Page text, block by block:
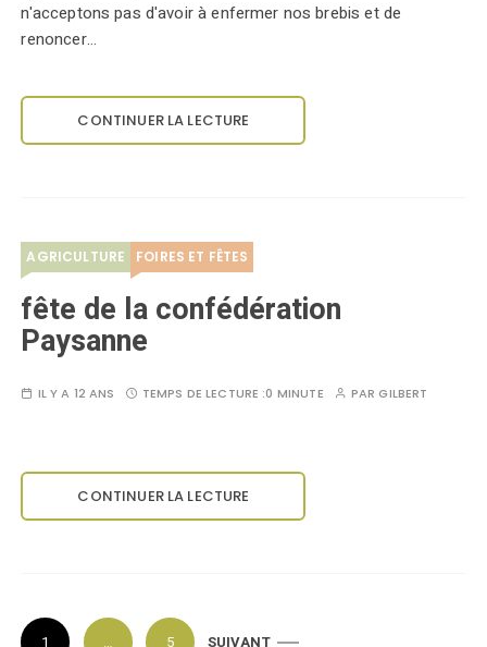
n'acceptons pas d'avoir à enfermer nos brebis et de
renoncer…
CONTINUER LA LECTURE
AGRICULTURE FOIRES ET FÊTES
fête de la confédération
Paysanne
IL Y A 12 ANS TEMPS DE LECTURE :0 MINUTE PARGILBERT
CONTINUER LA LECTURE
P1 … 5 SUIVANT